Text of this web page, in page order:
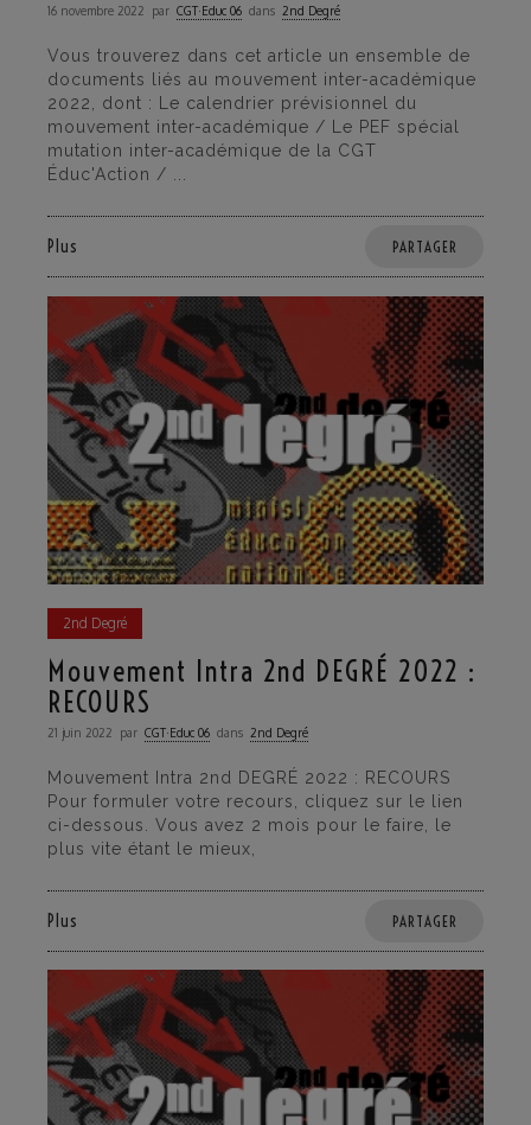
16 novembre 2022 par CGT·Educ 06 dans 2nd Degré
Vous trouverez dans cet article un ensemble de
documents liés au mouvement inter-académique
2022, dont : Le calendrier prévisionnel du
mouvement inter-académique / Le PEF spécial
mutation inter-académique de la CGT
Éduc'Action / ...
Plus PARTAGER
2nd Degré
Mouvement Intra 2nd DEGRÉ 2022 :
RECOURS
21 juin 2022 par CGT·Educ 06 dans 2nd Degré
Mouvement Intra 2nd DEGRÉ 2022 : RECOURS
Pour formuler votre recours, cliquez sur le lien
ci-dessous. Vous avez 2 mois pour le faire, le
plus vite étant le mieux,
Plus PARTAGER